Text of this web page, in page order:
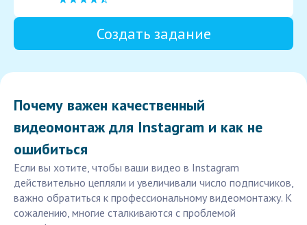
Создать задание
Почему важен качественный
видеомонтаж для Instagram и как не
ошибиться
Если вы хотите, чтобы ваши видео в Instagram
действительно цепляли и увеличивали число подписчиков,
важно обратиться к профессиональному видеомонтажу. К
сожалению, многие сталкиваются с проблемой